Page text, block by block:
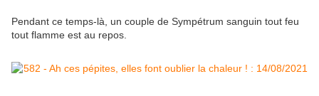
Pendant ce temps-là, un couple de Sympétrum sanguin tout feu
tout flamme est au repos.